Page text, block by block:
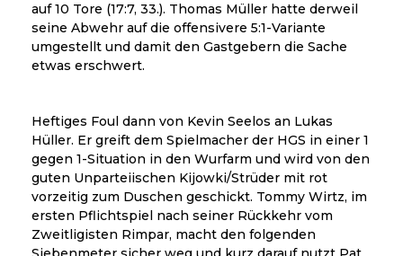
auf 10 Tore (17:7, 33.). Thomas Müller hatte derweil
seine Abwehr auf die offensivere 5:1-Variante
umgestellt und damit den Gastgebern die Sache
etwas erschwert.
Heftiges Foul dann von Kevin Seelos an Lukas
Hüller. Er greift dem Spielmacher der HGS in einer 1
gegen 1-Situation in den Wurfarm und wird von den
guten Unparteiischen Kijowki/Strüder mit rot
vorzeitig zum Duschen geschickt. Tommy Wirtz, im
ersten Pflichtspiel nach seiner Rückkehr vom
Zweitligisten Rimpar, macht den folgenden